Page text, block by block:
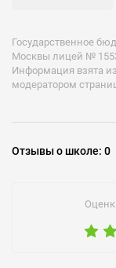
Государственное
Москвы лицей №
Информация взята
модератором
Отзывыо школе: 0